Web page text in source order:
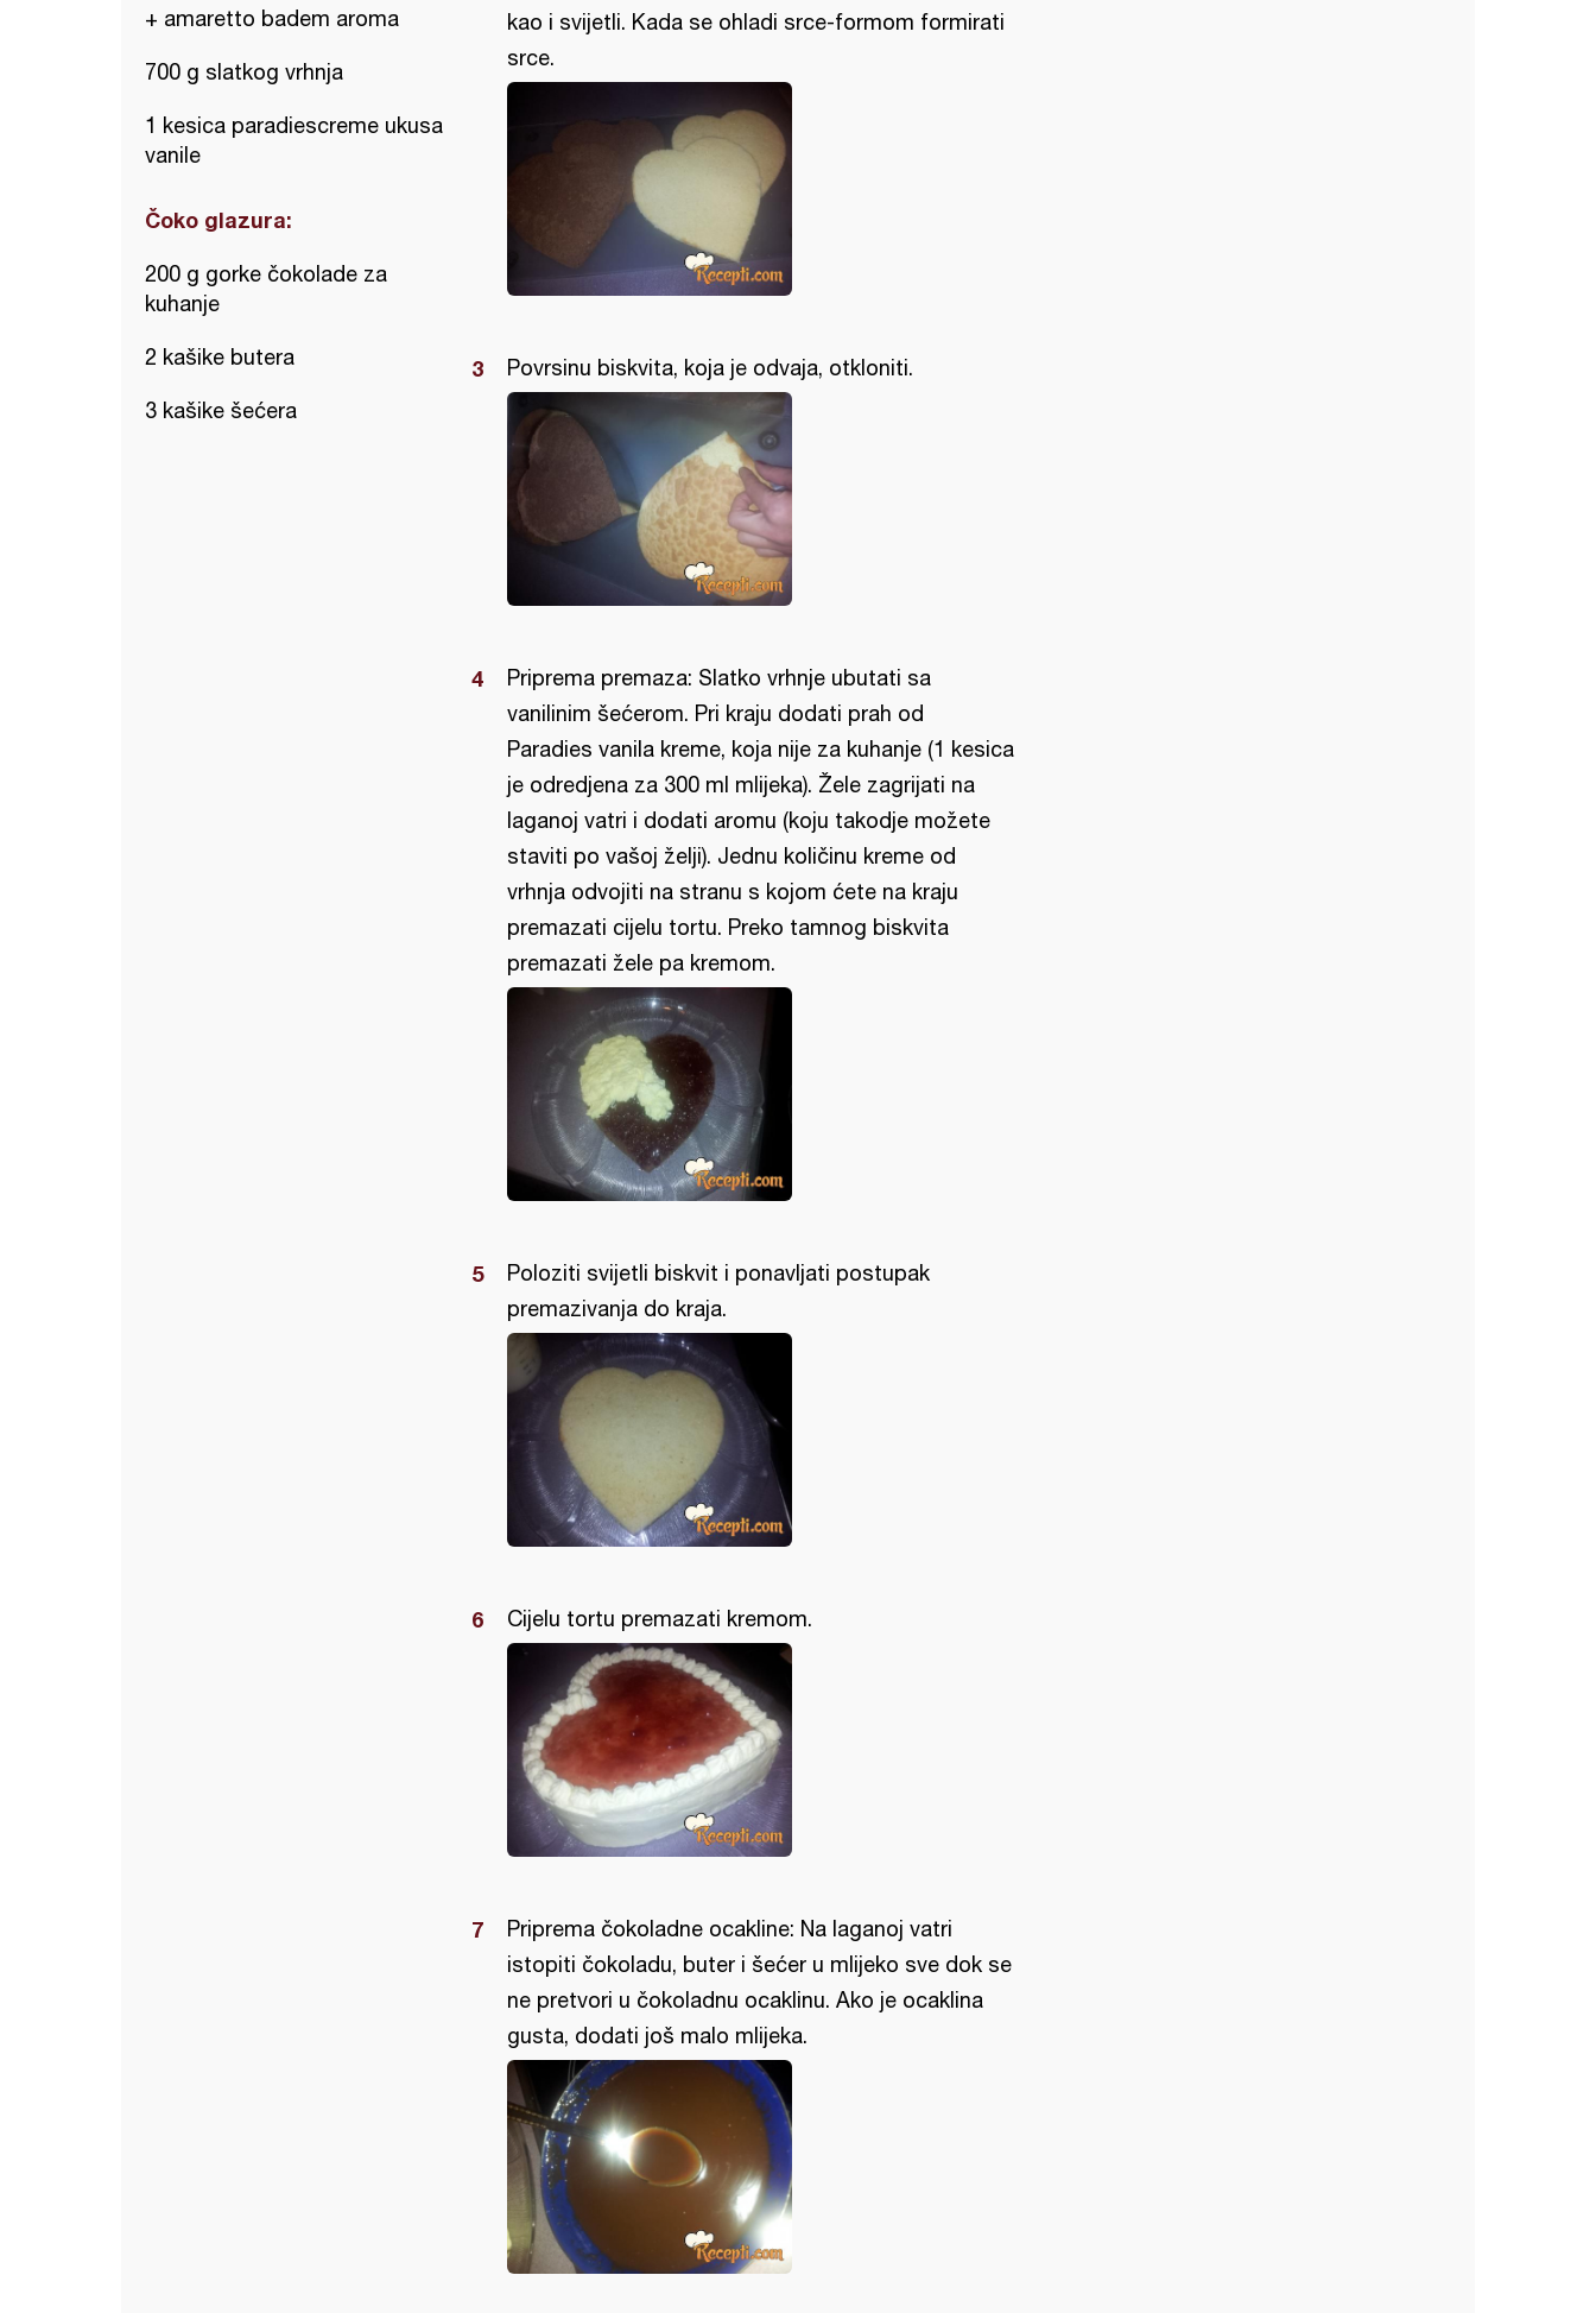
+ amaretto badem aroma
700 g slatkog vrhnja
1 kesica paradiescreme ukusa
vanile
Čoko glazura:
200 g gorke čokolade za
kuhanje
2 kašike butera
3 kašike šećera
kao i svijetli. Kada se ohladi srce-formom formirati
srce.
Povrsinu biskvita, koja je odvaja, otkloniti.
Priprema premaza: Slatko vrhnje ubutati sa
vanilinim šećerom. Pri kraju dodati prah od
Paradies vanila kreme, koja nije za kuhanje (1 kesica
je odredjena za 300 ml mlijeka). Žele zagrijati na
laganoj vatri i dodati aromu (koju takodje možete
staviti po vašoj želji). Jednu količinu kreme od
vrhnja odvojiti na stranu s kojom ćete na kraju
premazati cijelu tortu. Preko tamnog biskvita
premazati žele pa kremom.
Poloziti svijetli biskvit i ponavljati postupak
premazivanja do kraja.
Cijelu tortu premazati kremom.
Priprema čokoladne ocakline: Na laganoj vatri
istopiti čokoladu, buter i šećer u mlijeko sve dok se
ne pretvori u čokoladnu ocaklinu. Ako je ocaklina
gusta, dodati još malo mlijeka.